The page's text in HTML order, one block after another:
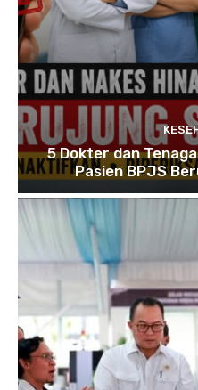
5 Dokter dan
Pasien BPJS